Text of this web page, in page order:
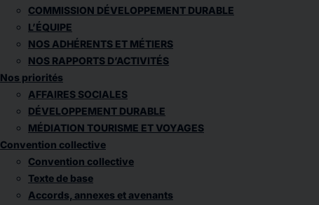
COMMISSION DÉVELOPPEMENT DURABLE
L’ÉQUIPE
NOS ADHÉRENTS ET MÉTIERS
NOS RAPPORTS D’ACTIVITÉS
Nos priorités
AFFAIRES SOCIALES
DÉVELOPPEMENT DURABLE
MÉDIATION TOURISME ET VOYAGES
Convention collective
Convention collective
Texte de base
Accords, annexes et avenants